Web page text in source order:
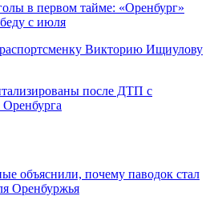
в первом тайме: «Оренбург»
с июля
Викторию Ищиулову
после ДТП с
Оренбурга
объяснили, почему паводок стал
Оренбуржья